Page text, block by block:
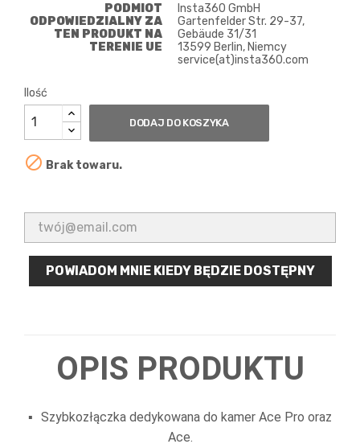
PODMIOT
ODPOWIEDZIALNY ZA
TEN PRODUKT NA
TERENIE UE
Insta360 GmbH
Gartenfelder Str. 29-37,
Gebäude 31/31
13599 Berlin, Niemcy
service(at)insta360.com
Ilość
DODAJ DO KOSZYKA
 Brak towaru.
POWIADOM MNIE KIEDY BĘDZIE DOSTĘPNY
OPIS PRODUKTU
Szybkozłączka dedykowana do kamer Ace Pro oraz
Ace.